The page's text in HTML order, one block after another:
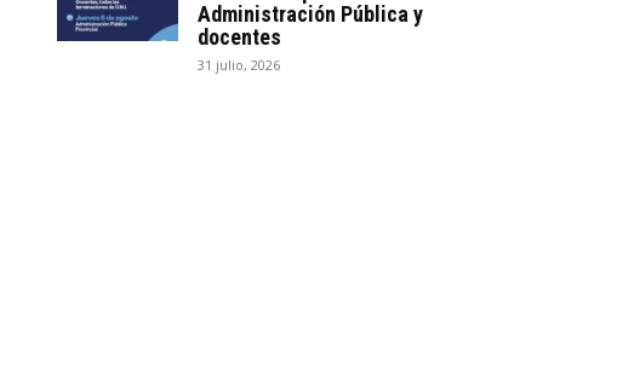
Administración Pública y
docentes
31 julio, 2026